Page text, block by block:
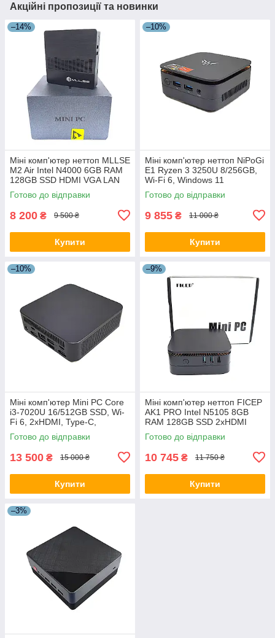
Акційні пропозиції та новинки
–14%
Міні комп'ютер неттоп MLLSE
M2 Air Intel N4000 6GB RAM
128GB SSD HDMI VGA LAN
Wi-Fi ac BT 4.0 3xUSB3.0
Windows 11
Готово до відправки
8 200 ₴ 9 500 ₴
Купити
–10%
Міні комп'ютер неттоп NiPoGi
E1 Ryzen 3 3250U 8/256GB,
Wi-Fi 6, Windows 11
Готово до відправки
9 855 ₴ 11 000 ₴
Купити
–10%
Міні комп'ютер Mini PC Core
i3-7020U 16/512GB SSD, Wi-
Fi 6, 2xHDMI, Type-C,
Windows 11, неттоп
Готово до відправки
13 500 ₴ 15 000 ₴
Купити
–9%
Міні комп'ютер неттоп FICEP
AK1 PRO Intel N5105 8GB
RAM 128GB SSD 2xHDMI
LAN Wi-Fi ac BT 4.0 2xUSB2.0
2xUSB3.0 miniJack Win 11
Готово до відправки
10 745 ₴ 11 750 ₴
Купити
–3%